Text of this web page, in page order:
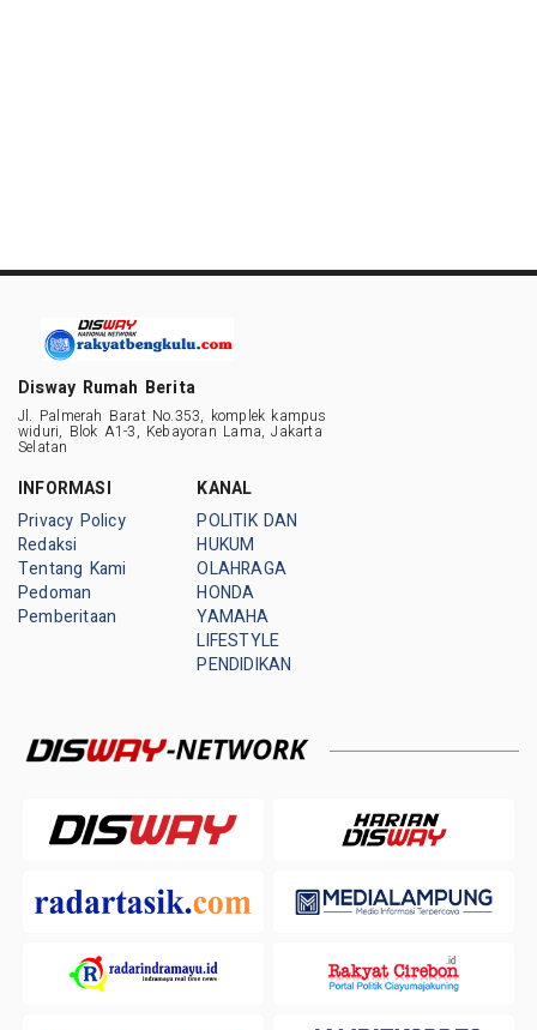
Disway Rumah Berita
Jl. Palmerah Barat No.353, komplek kampus
widuri, Blok A1-3, Kebayoran Lama, Jakarta
Selatan
INFORMASI
Privacy Policy
Redaksi
Tentang Kami
Pedoman
Pemberitaan
KANAL
POLITIK DAN
HUKUM
OLAHRAGA
HONDA
YAMAHA
LIFESTYLE
PENDIDIKAN